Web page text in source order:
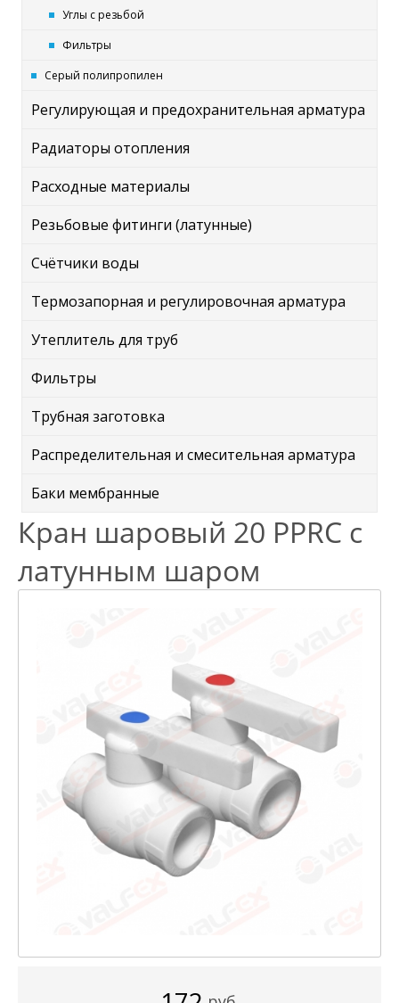
Углы с резьбой
Фильтры
Серый полипропилен
Регулирующая и предохранительная арматура
Радиаторы отопления
Расходные материалы
Резьбовые фитинги (латунные)
Счётчики воды
Термозапорная и регулировочная арматура
Утеплитель для труб
Фильтры
Трубная заготовка
Распределительная и смесительная арматура
Баки мембранные
Кран шаровый 20 PPRC с
латунным шаром